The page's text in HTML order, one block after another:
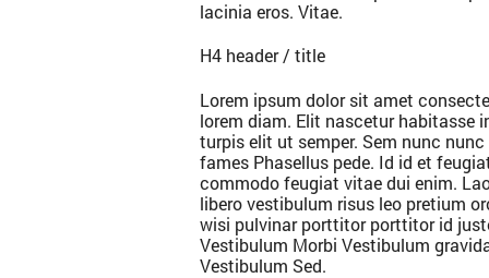
lacinia eros. Vitae.
H4 header / title
Lorem ipsum dolor sit amet
lorem diam. Elit nascetur habitasse
turpis elit ut semper. Sem nunc
fames Phasellus pede. Id id et
commodo feugiat vitae dui enim.
libero vestibulum risus leo pretium
wisi pulvinar porttitor porttitor id
Vestibulum Morbi Vestibulum
Vestibulum Sed.